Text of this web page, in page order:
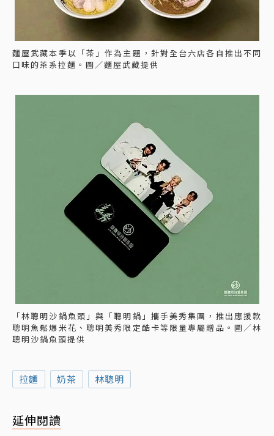
麵屋武藏本季以「茶」作為主題，針對全台六店各自推出不同
口味的茶系拉麵。圖／麵屋武藏提供
「林聰明沙鍋魚頭」與「聰明鍋」攜手美秀集團，推出應援款
聰明魚鬆爆米花、聰明美秀限定酷卡等限量專屬贈品。圖／林
聰明沙鍋魚頭提供
拉麵 奶茶 林聰明
延伸閱讀